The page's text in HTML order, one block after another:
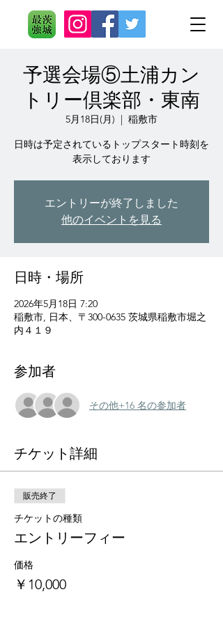
予選会場⑤土浦カン
トリー倶楽部・東南
5月18日(月)
  |
稲敷市
日時は予定されているトップスタート時刻を
表示しております
エントリーが終了しました
他のイベントを見る
日時・場所
2026年5月18日 7:20
稲敷市, 日本、〒300-0635 茨城県稲敷市堀之
内４１９
参加者
その他+16 名の参加者
チケット詳細
販売終了
チケットの種類
エントリーフィー
価格
￥10,000